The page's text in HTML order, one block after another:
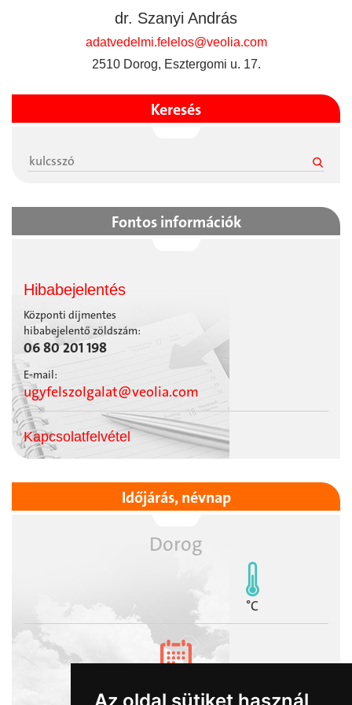
dr. Szanyi András
adatvedelmi.felelos@veolia.com
2510 Dorog, Esztergomi u. 17.
Keresés
Fontos információk
Hibabejelentés
Központi díjmentes
hibabejelentő zöldszám:
06 80 201 198
E-mail:
ugyfelszolgalat@veolia.com
Kapcsolatfelvétel
Időjárás, névnap
Dorog
°C